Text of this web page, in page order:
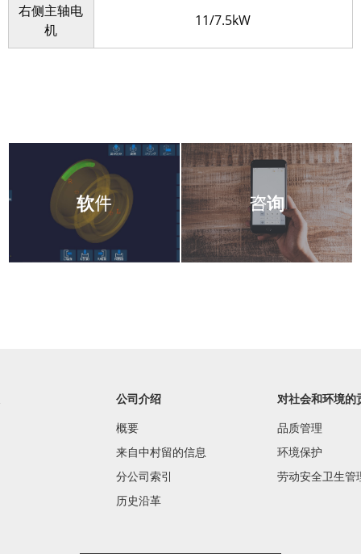
右侧主轴电
机
11/7.5kW
软件 咨询
公司介绍
概要
来自中村留的信息
分公司索引
历史沿革
对社会和环境的
品质管理
环境保护
劳动安全卫生管